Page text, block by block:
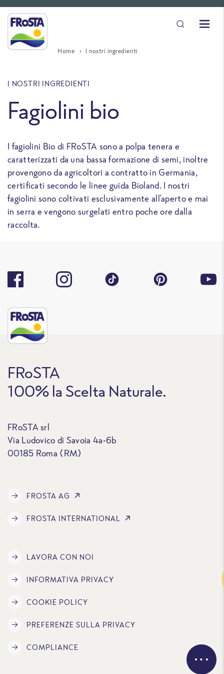
Home I nostri ingredienti
I NOSTRI INGREDIENTI
Fagiolini bio
I fagiolini Bio di FRoSTA sono a polpa tenera e
caratterizzati da una bassa formazione di semi, inoltre
provengono da agricoltori a contratto in Germania,
certificati secondo le linee guida Bioland. I nostri
fagiolini sono coltivati esclusivamente all'aperto e mai
in serra e vengono surgelati entro poche ore dalla
raccolta.
FRoSTA
100% la Scelta Naturale.
FRoSTA srl
Via Ludovico di Savoia 4a-6b
00185 Roma (RM)
FROSTA AG
FROSTA INTERNATIONAL
LAVORA CON NOI
INFORMATIVA PRIVACY
COOKIE POLICY
PREFERENZE SULLA PRIVACY
COMPLIANCE